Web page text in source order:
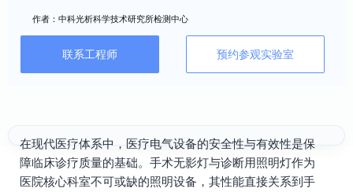
作者：中科光析科学技术研究所检测中心
联系工程师 预约参观实验室
在现代医疗体系中，医疗电气设备的安全性与有效性是保
障临床诊疗质量的基础。手术无影灯与诊断用照明灯作为
医院核心科室不可或缺的照明设备，其性能直接关系到手